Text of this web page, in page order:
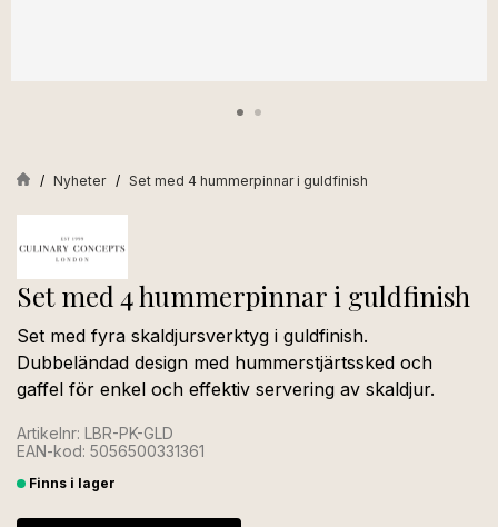
Nyheter Set med 4 hummerpinnar i guldfinish
Set med 4 hummerpinnar i guldfinish
Set med fyra skaldjursverktyg i guldfinish.
Dubbeländad design med hummerstjärtssked och
gaffel för enkel och effektiv servering av skaldjur.
Artikelnr: LBR-PK-GLD
EAN-kod: 5056500331361
Finns i lager